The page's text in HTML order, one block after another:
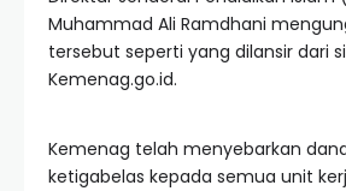
Muhammad Ali Ramdhani
tersebut seperti yang dilansir dari
Kemenag.go.id.
Kemenag telah menyebarkan
ketigabelas kepada semua unit